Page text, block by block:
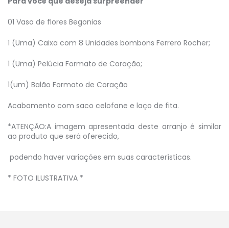
01 Vaso de flores Begonias
1 (Uma) Caixa com 8 Unidades bombons Ferrero Rocher;
1 (Uma) Pelúcia Formato de Coração;
1(um) Balão Formato de Coração
Acabamento com saco celofane e laço de fita.
*ATENÇÃO:A imagem apresentada deste arranjo é similar
ao produto que será oferecido,
podendo haver variações em suas características.
* FOTO ILUSTRATIVA *